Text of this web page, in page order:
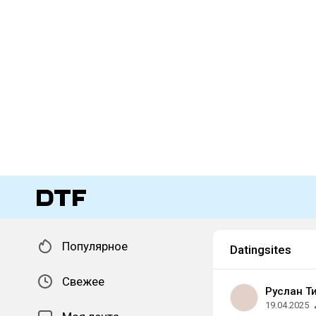
Популярное
Свежее
Datingsites
Руслан
19.04.2025